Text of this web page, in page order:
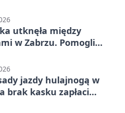
utknęła między
w Zabrzu. Pomogli
jazdy hulajnogą w
brak kasku zapłaci